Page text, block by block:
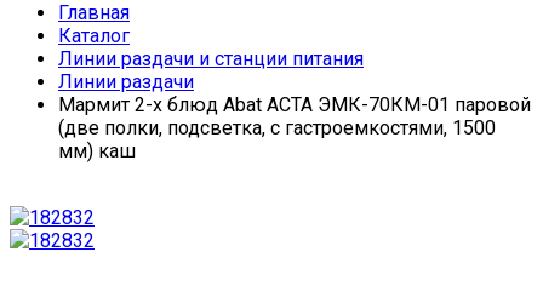
Главная
Каталог
Линии раздачи и станции питания
Линии раздачи
Мармит 2-х блюд Abat АСТА ЭМК-70КМ-01 паровой
(две полки, подсветка, с гастроемкостями, 1500
мм) каш